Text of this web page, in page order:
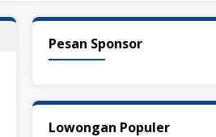
Pesan Sponsor
Lowongan Populer